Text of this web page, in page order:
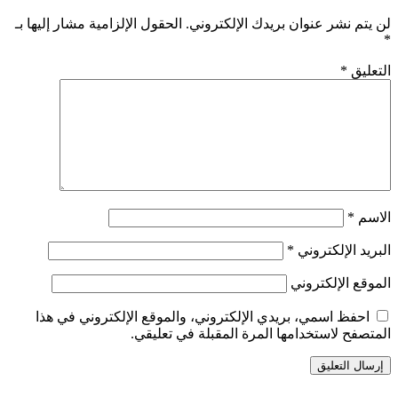
لن يتم نشر عنوان بريدك الإلكتروني. الحقول الإلزامية مشار إليها بـ
*
التعليق *
الاسم *
البريد الإلكتروني *
الموقع الإلكتروني
احفظ اسمي، بريدي الإلكتروني، والموقع الإلكتروني في هذا
المتصفح لاستخدامها المرة المقبلة في تعليقي.